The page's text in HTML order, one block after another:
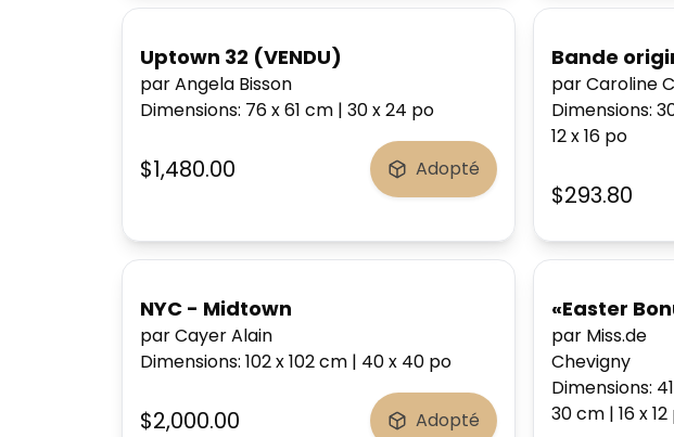
Uptown 32 (VENDU)
par Angela Bisson
Dimensions: 76 x 61 cm | 30 x 24 po
$1,480.00 Adopté
Bande
par Caroline
Dimensions:
12 x 16 po
$293.80
NYC - Midtown
par Cayer Alain
Dimensions: 102 x 102cm | 40 x 40 po
$2,000.00 Adopté
par Miss.de
Chevigny
Dimensions:
30cm| 16 x 12